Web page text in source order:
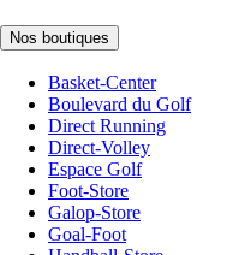
Nos boutiques
Basket-Center
Boulevard du Golf
Direct Running
Direct-Volley
Espace Golf
Foot-Store
Galop-Store
Goal-Foot